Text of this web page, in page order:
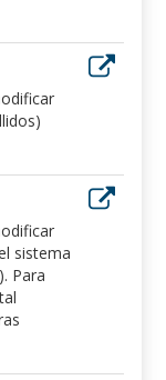
sistema
Para